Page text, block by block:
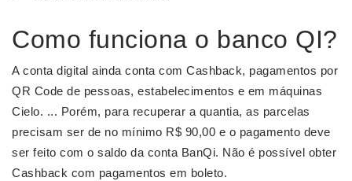
Como funciona o banco QI?
A conta digital ainda conta com Cashback, pagamentos por
QR Code de pessoas, estabelecimentos e em máquinas
Cielo. ... Porém, para recuperar a quantia, as parcelas
precisam ser de no mínimo R$ 90,00 e o pagamento deve
ser feito com o saldo da conta BanQi. Não é possível obter
Cashback com pagamentos em boleto.